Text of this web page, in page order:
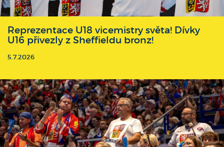
Reprezentace U18 vicemistry světa! Dívky
U16 přivezly z Sheffieldu bronz!
5.7.2026